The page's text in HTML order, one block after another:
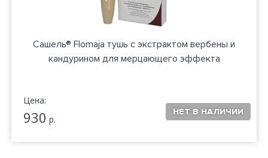
Сашель® Flomaja тушь с экстрактом вербены и
кандурином для мерцающего эффекта
Цена:
930 р.